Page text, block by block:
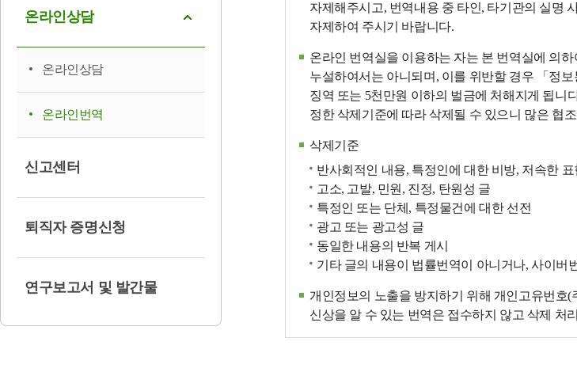
온라인상담
온라인상담
온라인번역
신고센터
퇴직자 증명신청
연구보고서 및 발간물
자제해주시고, 번역내용 중 타인, 타기관의 실명
자제하여 주시기 바랍니다.
온라인 번역실을 이용하는 자는 본 번역실에 의
누설하여서는 아니되며, 이를 위반할 경우 「정
징역 또는 5천만원 이하의 벌금에 처해지게 됩니
정한 삭제기준에 따라 삭제될 수 있으니 많은 협
삭제기준
반사회적인 내용, 특정인에 대한 비방, 저속한 표
고소, 고발, 민원, 진정, 탄원성 글
특정인 또는 단체, 특정물건에 대한 선전
광고 또는 광고성 글
동일한 내용의 반복 게시
기타 글의 내용이 법률번역이 아니거나, 사이버
개인정보의 노출을 방지하기 위해 개인고유번호
신상을 알 수 있는 번역은 접수하지 않고 삭제 처